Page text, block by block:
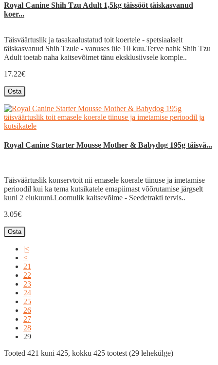
Royal Canine Shih Tzu Adult 1,5kg täissööt täiskasvanud
koer...
Täisväärtuslik ja tasakaalustatud toit koertele - spetsiaalselt
täiskasvanud Shih Tzule - vanuses üle 10 kuu.Terve nahk Shih Tzu
Adult toetab naha kaitsevõimet tänu eksklusiivsele komple..
17.22€
Osta
Royal Canine Starter Mousse Mother & Babydog 195g täisvä...
Täisväärtuslik konservtoit nii emasele koerale tiinuse ja imetamise
perioodil kui ka tema kutsikatele emapiimast võõrutamise järgselt
kuni 2 elukuuni.Loomulik kaitsevõime - Seedetrakti tervis..
3.05€
Osta
|<
<
21
22
23
24
25
26
27
28
29
Tooted 421 kuni 425, kokku 425 tootest (29 lehekülge)